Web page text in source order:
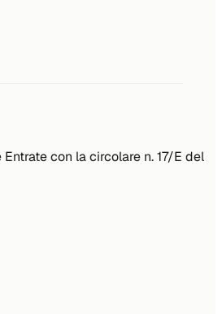
con la circolare n. 17/E del